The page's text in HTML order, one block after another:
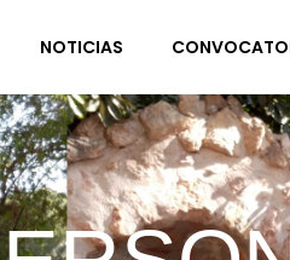
NOTICIAS